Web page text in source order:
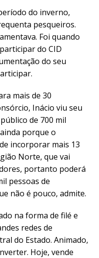
do inverno,
pesqueiros.
Foi quando
do CID
do seu
mais de 30
Inácio viu seu
de 700 mil
porque o
incorporar mais 13
Norte, que vai
portanto poderá
pessoas de
não é pouco, admite.
na forma de filé e
redes de
do Estado. Animado,
Hoje, vende